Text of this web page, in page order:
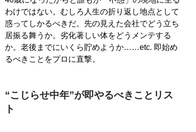
わけではない。むしろ人生の折り返し地点として
惑ってしかるべきだ。先の見えた会社でどう立ち
居振る舞うか。劣化著しい体をどうメンテする
か。老後までにいくら貯めようか……etc. 即始め
るべきことをプロに直撃。
“こじらせ中年”が即やるべきことリス
ト